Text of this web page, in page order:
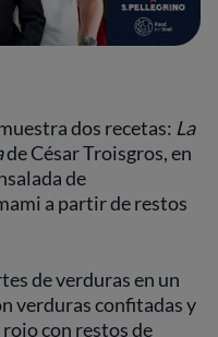
dos recetas: La
de César Troisgros, en
de
a partir de restos
de verduras en un
verduras confitadas y
con restos de